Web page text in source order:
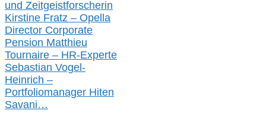
und Zeitgeistforscherin
Kirstine Fratz – Opella
Director Corporate
Pension Matthieu
Tournaire – HR-Experte
Sebastian Vogel-
Heinrich –
Portfoliomanager Hiten
Savani…